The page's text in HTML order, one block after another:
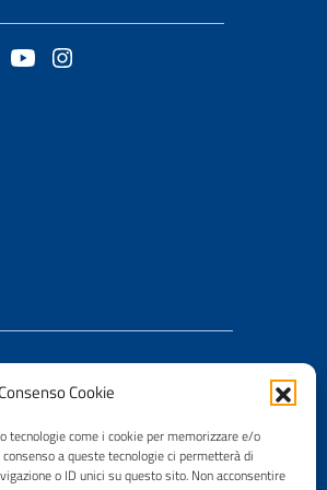
Cookie
come i cookie per memorizzare e/o
a queste tecnologie ci permetterà di
o ID unici su questo sito. Non acconsentire